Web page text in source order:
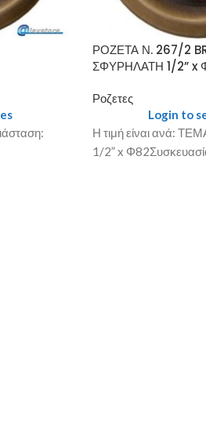
ΡΟΖΕΤΑ Ν. 267/2
ΣΦΥΡΗΛΑΤΗ 1/2” x
Ροζετες
Login to
Η τιμή είναι ανά:
1/2” x